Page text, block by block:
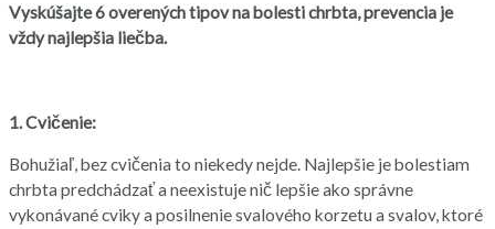
Vyskúšajte 6 overených tipov na bolesti chrbta, prevencia je
vždy najlepšia liečba.
1. Cvičenie:
Bohužiaľ, bez cvičenia to niekedy nejde. Najlepšie je bolestiam
chrbta predchádzať a neexistuje nič lepšie ako správne
vykonávané cviky a posilnenie svalového korzetu a svalov, ktoré